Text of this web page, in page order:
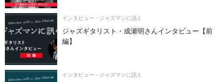
インタビュー - ジャズマンに訊く
ジャズギタリスト・成瀬明さんインタビュー【前
編】
インタビュー - ジャズマンに訊く